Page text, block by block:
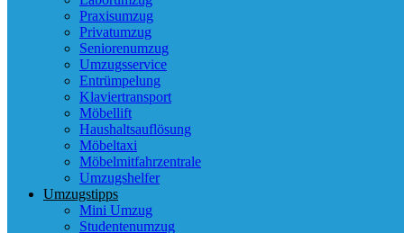
Praxisumzug
Privatumzug
Seniorenumzug
Umzugsservice
Entrümpelung
Klaviertransport
Möbellift
Haushaltsauflösung
Möbeltaxi
Möbelmitfahrzentrale
Umzugshelfer
Umzugstipps
Mini Umzug
Studentenumzug